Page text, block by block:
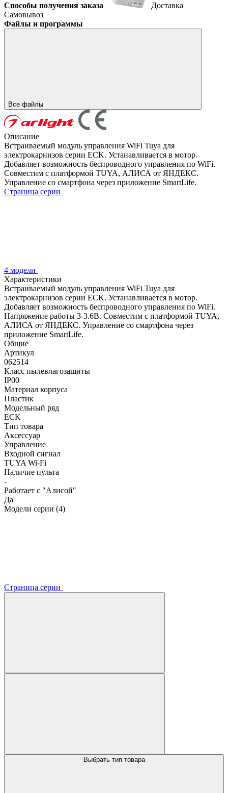
Способы получения заказа
Доставка
Самовывоз
Файлы и программы
Все файлы
Описание
Встраиваемый модуль управления WiFi Tuya для
электрокарнизов серии ECK. Устанавливается в мотор.
Добавляет возможность беспроводного управления по WiFi.
Совместим с платформой TUYA, АЛИСА от ЯНДЕКС.
Управление со смартфона через приложение SmartLife.
Страница серии
4 модели
Характеристики
Встраиваемый модуль управления WiFi Tuya для
электрокарнизов серии ECK. Устанавливается в мотор.
Добавляет возможность беспроводного управления по WiFi.
Напряжение работы 3-3.6В. Совместим с платформой TUYA,
АЛИСА от ЯНДЕКС. Управление со смартфона через
приложение SmartLife.
Общие
Артикул
062514
Класс пылевлагозащиты
IP00
Материал корпуса
Пластик
Модельный ряд
ECK
Тип товара
Аксессуар
Управление
Входной сигнал
TUYA Wi-Fi
Наличие пульта
-
Работает с "Алисой"
Да
Модели серии (4)
Страница серии
Выбрать тип товара